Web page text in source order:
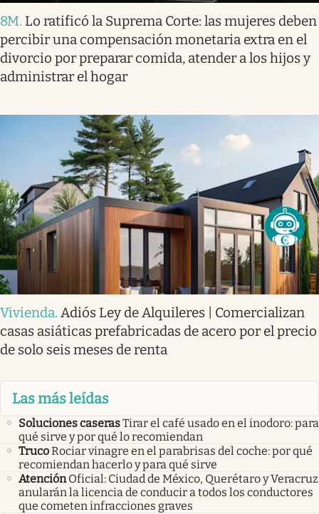
8M. Lo ratificó la Suprema Corte: las mujeres deben
percibir una compensación monetaria extra en el
divorcio por preparar comida, atender a los hijos y
administrar el hogar
Vivienda. Adiós Ley de Alquileres | Comercializan
casas asiáticas prefabricadas de acero por el precio
de solo seis meses de renta
Las más leídas
Soluciones caserasTirar el café usado en el inodoro: para
qué sirve y por qué lo recomiendan
TrucoRociar vinagre en el parabrisas del coche: por qué
recomiendan hacerlo y para qué sirve
Atención Oficial: Ciudad de México, Querétaro y Veracruz
anularán la licencia de conducir a todos los conductores
que cometen infracciones graves